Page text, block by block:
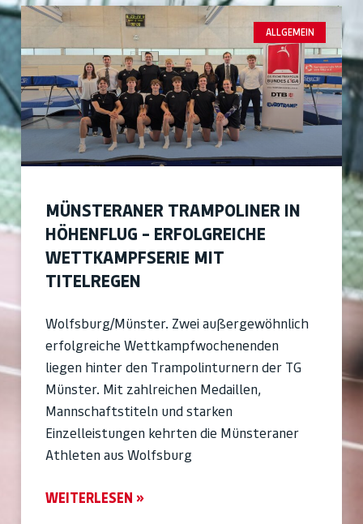
ALLGEMEIN
MÜNSTERANER TRAMPOLINER IN
HÖHENFLUG – ERFOLGREICHE
WETTKAMPFSERIE MIT
TITELREGEN
Wolfsburg/Münster. Zwei außergewöhnlich
erfolgreiche Wettkampfwochenenden
liegen hinter den Trampolinturnern der TG
Münster. Mit zahlreichen Medaillen,
Mannschaftstiteln und starken
Einzelleistungen kehrten die Münsteraner
Athleten aus Wolfsburg
WEITERLESEN »